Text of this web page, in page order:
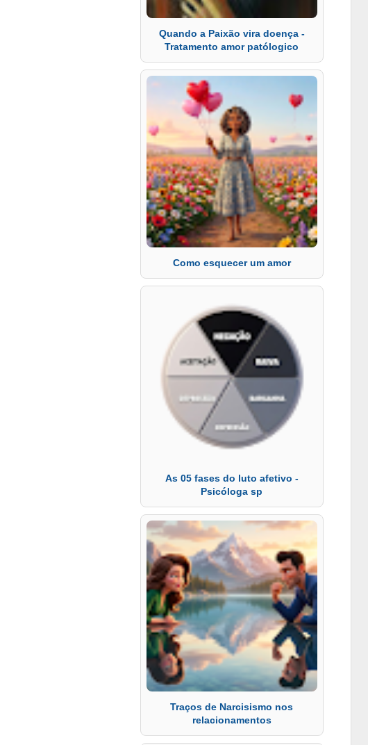
Quando a Paixão vira doença -
Tratamento amor patólogico
Como esquecer um amor
As 05 fases do luto afetivo -
Psicóloga sp
Traços de Narcisismo nos
relacionamentos